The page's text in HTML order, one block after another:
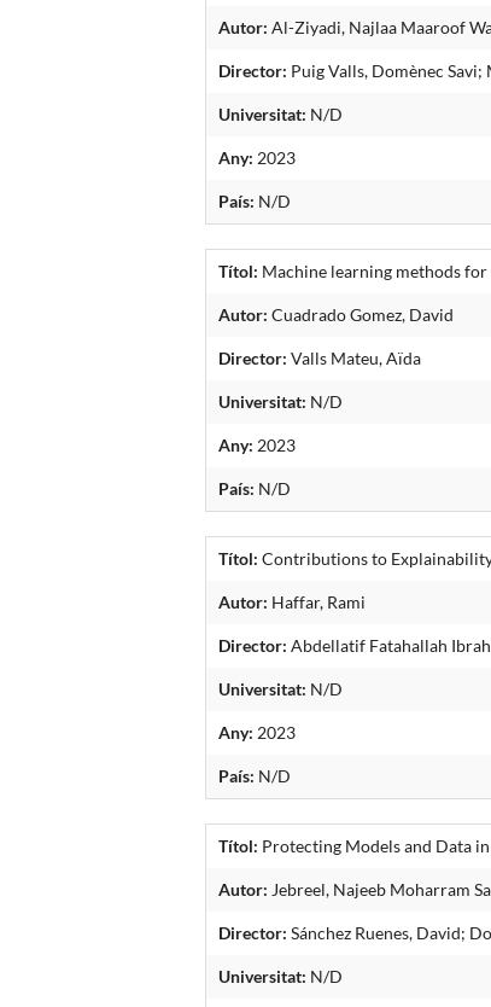
Autor: Al-Ziyadi, Najlaa Maaroof
Director: Puig Valls, Domènec
Universitat: N/D
Any: 2023
País: N/D
Títol: Machine learning methods
Autor: Cuadrado Gomez, David
Director: Valls Mateu, Aïda
Universitat: N/D
Any: 2023
País: N/D
Títol: Contributions to
Autor: Haffar, Rami
Director: Abdellatif Fatahallah
Universitat: N/D
Any: 2023
País: N/D
Títol: Protecting Models and Data
Autor: Jebreel, Najeeb Moharram
Director: Sánchez Ruenes, David;
Universitat: N/D